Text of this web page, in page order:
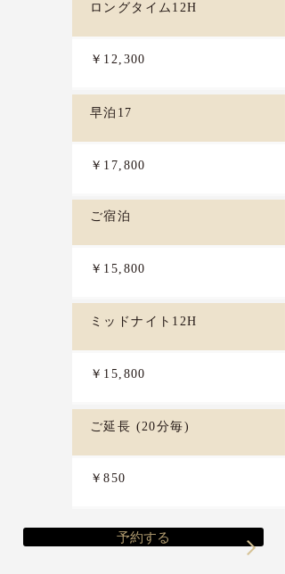
ロングタイム12H
￥12,300
早泊17
￥17,800
ご宿泊
￥15,800
ミッドナイト12H
￥15,800
ご延長 (20分毎)
￥850
予約する